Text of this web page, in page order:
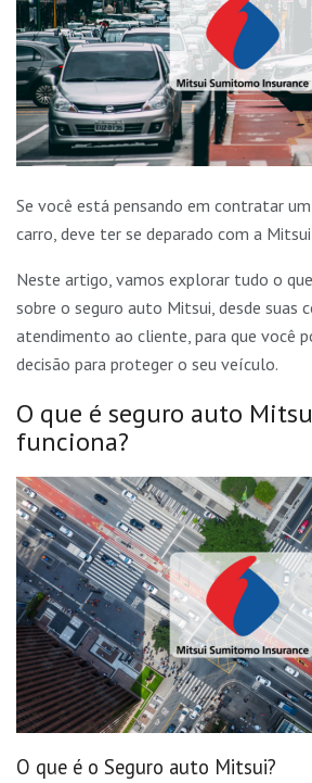
Se você está pensando em contratar
carro, deve ter se deparado com a Mitsui
Neste artigo, vamos explorar tudo o
sobre o seguro auto Mitsui, desde suas
atendimento ao cliente, para que você
decisão para proteger o seu veículo.
O que é seguro auto
funciona?
O que é o Seguro auto Mitsui?